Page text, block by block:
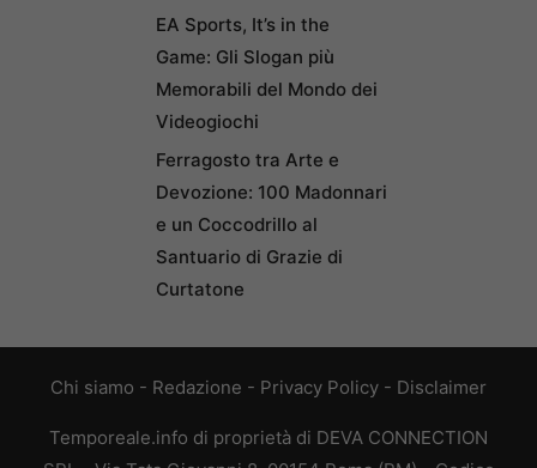
EA Sports, It’s in the
Game: Gli Slogan più
Memorabili del Mondo dei
Videogiochi
Ferragosto tra Arte e
Devozione: 100 Madonnari
e un Coccodrillo al
Santuario di Grazie di
Curtatone
Chi siamo - Redazione - Privacy Policy - Disclaimer
Temporeale.info di proprietà di DEVA CONNECTION